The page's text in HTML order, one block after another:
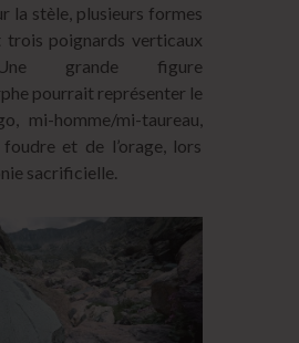
la stèle, plusieurs formes
trois poignards verticaux
grande figure
pourrait représenter le
mi-homme/mi-taureau,
et de l’orage, lors
sacrificielle.